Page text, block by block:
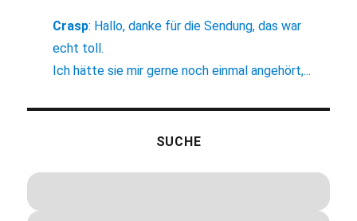
Crasp: Hallo, danke für die Sendung, das war
echt toll.
Ich hätte sie mir gerne noch einmal angehört,...
SUCHE